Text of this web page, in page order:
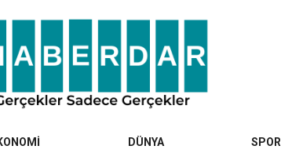
DÜNYA SPOR